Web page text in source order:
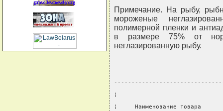
Примечание. На рыбу,
мороженые
полимерной пленки и
в размере 75% от
неглазированную рыбу.
¦
¦     Наименование